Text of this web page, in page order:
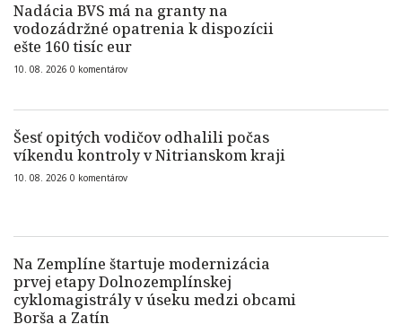
Nadácia BVS má na granty na
vodozádržné opatrenia k dispozícii
ešte 160 tisíc eur
10. 08. 2026 0 komentárov
Šesť opitých vodičov odhalili počas
víkendu kontroly v Nitrianskom kraji
10. 08. 2026 0 komentárov
Na Zemplíne štartuje modernizácia
prvej etapy Dolnozemplínskej
cyklomagistrály v úseku medzi obcami
Borša a Zatín